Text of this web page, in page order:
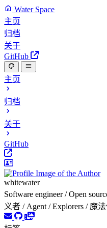
Water Space
主页
归档
关于
GitHub
主页
归档
关于
GitHub
whitewater
Software engineer / Open
义者 / Agent / Explorers / 魔